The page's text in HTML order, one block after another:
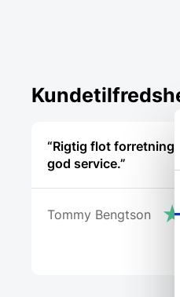
“Rigtig flot forretning
god service.”
Tommy Bengtson